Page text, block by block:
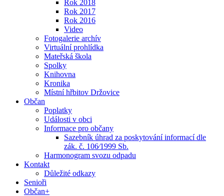
Rok 2018
Rok 2017
Rok 2016
Video
Fotogalerie archív
Virtuální prohlídka
Mateřská škola
Spolky
Knihovna
Kronika
Místní hřbitov Držovice
Občan
Poplatky
Události v obci
Informace pro občany
Sazebník úhrad za poskytování informací dle
zák. č. 106⁄1999 Sb.
Harmonogram svozu odpadu
Kontakt
Důležité odkazy
Senioři
Občan+